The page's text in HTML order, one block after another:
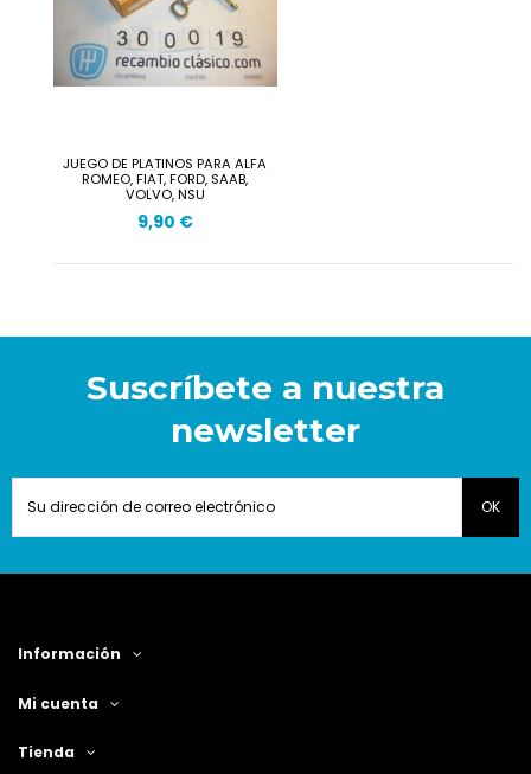
JUEGO DE PLATINOS PARA ALFA
ROMEO, FIAT, FORD, SAAB,
VOLVO, NSU
9,90 €
Suscríbete a nuestra
newsletter
Información
Mi cuenta
Tienda